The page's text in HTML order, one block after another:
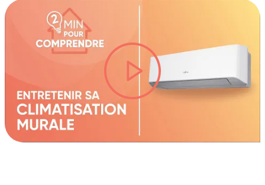
lire la vidéo